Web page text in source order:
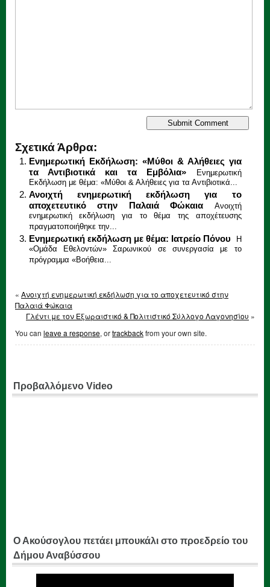
Σχετικά Άρθρα:
Ενημερωτική Εκδήλωση: «Μύθοι & Αλήθειες για
τα Αντιβιοτικά και τα Εμβόλια»
Ενημερωτική
Εκδήλωση με θέμα: «Μύθοι & Αλήθειες για τα Αντιβιοτικά...
Ανοιχτή ενημερωτική εκδήλωση για το
αποχετευτικό στην Παλαιά Φώκαια
Ανοιχτή
ενημερωτική εκδήλωση για το θέμα της αποχέτευσης
πραγματοποιήθηκε την...
Ενημερωτική εκδήλωση με θέμα: Ιατρείο Πόνου
Η
«Ομάδα Εθελοντών» Σαρωνικού σε συνεργασία με το
πρόγραμμα «Βοήθεια...
« Ανοιχτή ενημερωτική εκδήλωση για το αποχετευτικό στην
Παλαιά Φώκαια
Γλέντι με τον Εξωραιστικό & Πολιτιστικό Σύλλογο Λαγονησίου »
You can leave a response, ortrackbackfrom your own site.
Προβαλλόμενο Video
Ο Ακούσογλου πετάει μπουκάλι στο προεδρείο του
Δήμου Αναβύσσου